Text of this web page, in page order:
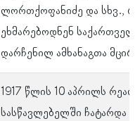
ლორთქოფანიძე და სხვ.,
ეხმარებოდნენ
დარჩენილ ამხანაგთა
1917 წლის 10 აპრილს
სასწავლებელში ჩატარდა